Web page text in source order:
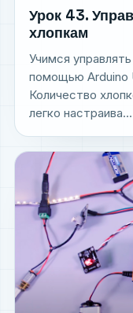
Урок 43.
хлопкам
Учимся
помощью Arduino
Количество
легко настраива...